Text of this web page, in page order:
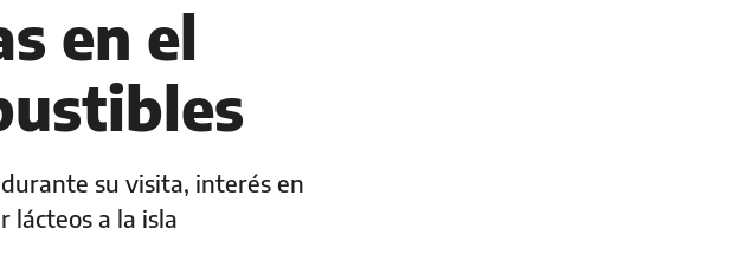
en el
su visita, interés en
lácteos a la isla